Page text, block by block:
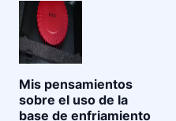
Mis pensamientos
sobre el uso de la
base de enfriamiento